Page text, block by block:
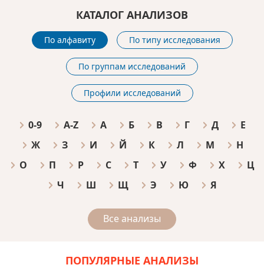
КАТАЛОГ АНАЛИЗОВ
По алфавиту По типу исследования
По группам исследований
Профили исследований
0-9 A-Z А Б В Г Д
Е
Ж
З И Й К Л М
Н
О
П Р С Т У Ф Х
Ц
Ч
Ш Щ Э Ю Я
Все анализы
ПОПУЛЯРНЫЕ АНАЛИЗЫ